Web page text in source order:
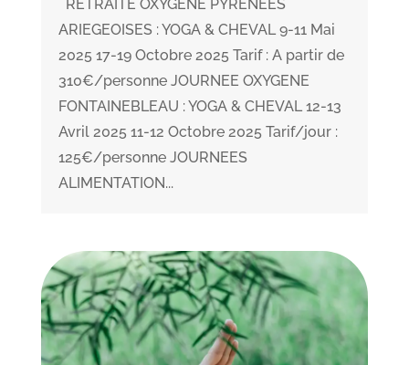
RETRAITE OXYGENE PYRENEES
ARIEGEOISES : YOGA & CHEVAL 9-11 Mai
2025 17-19 Octobre 2025 Tarif : A partir de
310€/personne JOURNEE OXYGENE
FONTAINEBLEAU : YOGA & CHEVAL 12-13
Avril 2025 11-12 Octobre 2025 Tarif/jour :
125€/personne JOURNEES
ALIMENTATION...